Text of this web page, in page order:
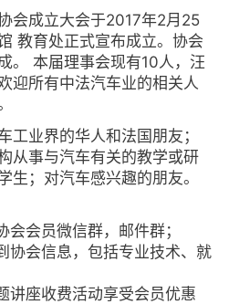
会成立大会于2017年2月25
教育处正式宣布成立。协会
。 本届理事会现有10人，汪
迎所有中法汽车业的相关人
工业界的华人和法国朋友；
从事与汽车有关的教学或研
生；对汽车感兴趣的朋友。
会员微信群，邮件群；
协会信息，包括专业技术、就
讲座收费活动享受会员优惠